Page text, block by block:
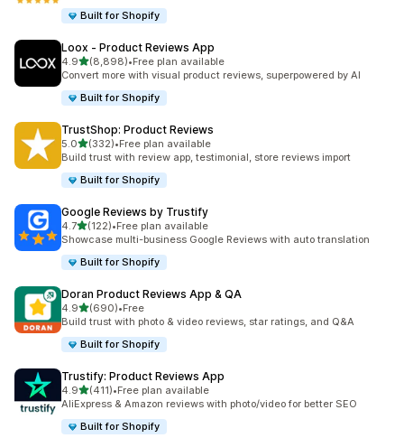
Built for Shopify
Loox ‑ Product Reviews App
4.9별 5개 중
(8,898)
총 리뷰 8898개
•Free plan available
Convert more with visual product reviews, superpowered by AI
Built for Shopify
TrustShop: Product Reviews
5.0별 5개 중
(332)
총 리뷰 332개
•Free plan available
Build trust with review app, testimonial, store reviews import
Built for Shopify
Google Reviews by Trustify
4.7별 5개 중
(122)
총 리뷰 122개
•Free plan available
Showcase multi-business Google Reviews with auto translation
Built for Shopify
Doran Product Reviews App & QA
4.9별 5개 중
(690)
총 리뷰 690개
•Free
Build trust with photo & video reviews, star ratings, and Q&A
Built for Shopify
Trustify: Product Reviews App
4.9별 5개 중
(411)
총 리뷰 411개
•Free plan available
AliExpress & Amazon reviews with photo/video for better SEO
Built for Shopify